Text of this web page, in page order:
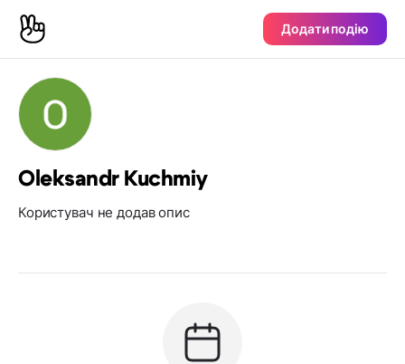
Додати подію
Oleksandr Kuchmiy
Користувач не додав опис